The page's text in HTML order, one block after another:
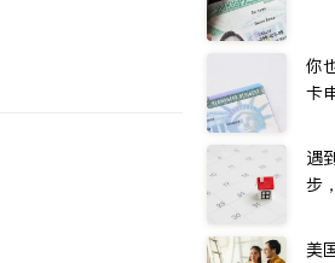
你
卡
遇
步
美